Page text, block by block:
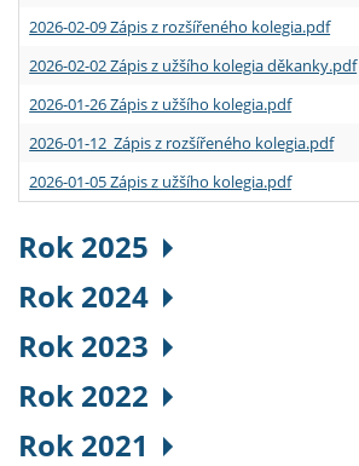
2026-02-09 Zápis z rozšířeného kolegia.pdf
2026-02-02 Zápis z užšího kolegia děkanky.pdf
2026-01-26 Zápis z užšího kolegia.pdf
2026-01-12 Zápis z rozšířeného kolegia.pdf
2026-01-05 Zápis z užšího kolegia.pdf
Rok 2025
Rok 2024
Rok 2023
Rok 2022
Rok 2021